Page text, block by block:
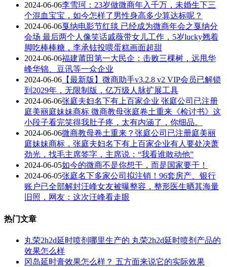
2024-06-06李雪珂：23岁做微商年入千万，未婚生下三
个混血宝宝，如今怎样了男性身高多少算达标呢？
2024-06-06戛纳电影节红毯 已经成为微商年会之戛纳分
会场 最后两个人像笑话戚薇带女儿工作，5岁lucky翘着
脚吃棒棒糖，李承铉投喂蛋糕画面超甜
2024-06-06福建莆田第一大民企：击败三棵树，远甩华
峰华锦、豆讯等一众企业
2024-06-06 【最新版】微商助手v3.2.8 v2 VIP会员已解锁
到2029年，无限制版，亿万级人脉扩展工具
2024-06-06张庭夫妇名下有上百家企业 张庭公司已注册
庭美丽庭妹妹商标 微商教母张庭卷土重来《检讨书》这
小段子看完笑得我肚子疼，太有内涵了，你细品。
2024-06-06微商教母卷土重来？张庭公司已注册庭美丽
庭妹妹商标，张庭夫妇名下有上百家企业有人要处决萧
劲光，找毛主席签字，主席说：“我看谁敢动他”
2024-06-05如今的微商不是你想干，而是国家要干！
2024-06-05张庭名下多家公司拟注销！96套房产、银行
账户已全部解封汪峰女友被曝整容，整形医生晒其海量
旧照，网友：这次汪峰看走眼
热门文章
丸荣2h2d延时喷剂哪里生产的 丸荣2h2d延时喷剂产品的
效果怎么样
冈岛延时膏效果怎么样？ 五方面来说它的实际效果